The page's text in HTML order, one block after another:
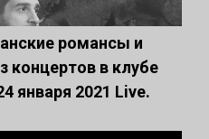
романсы и
концертов в клубе
января 2021 Live.